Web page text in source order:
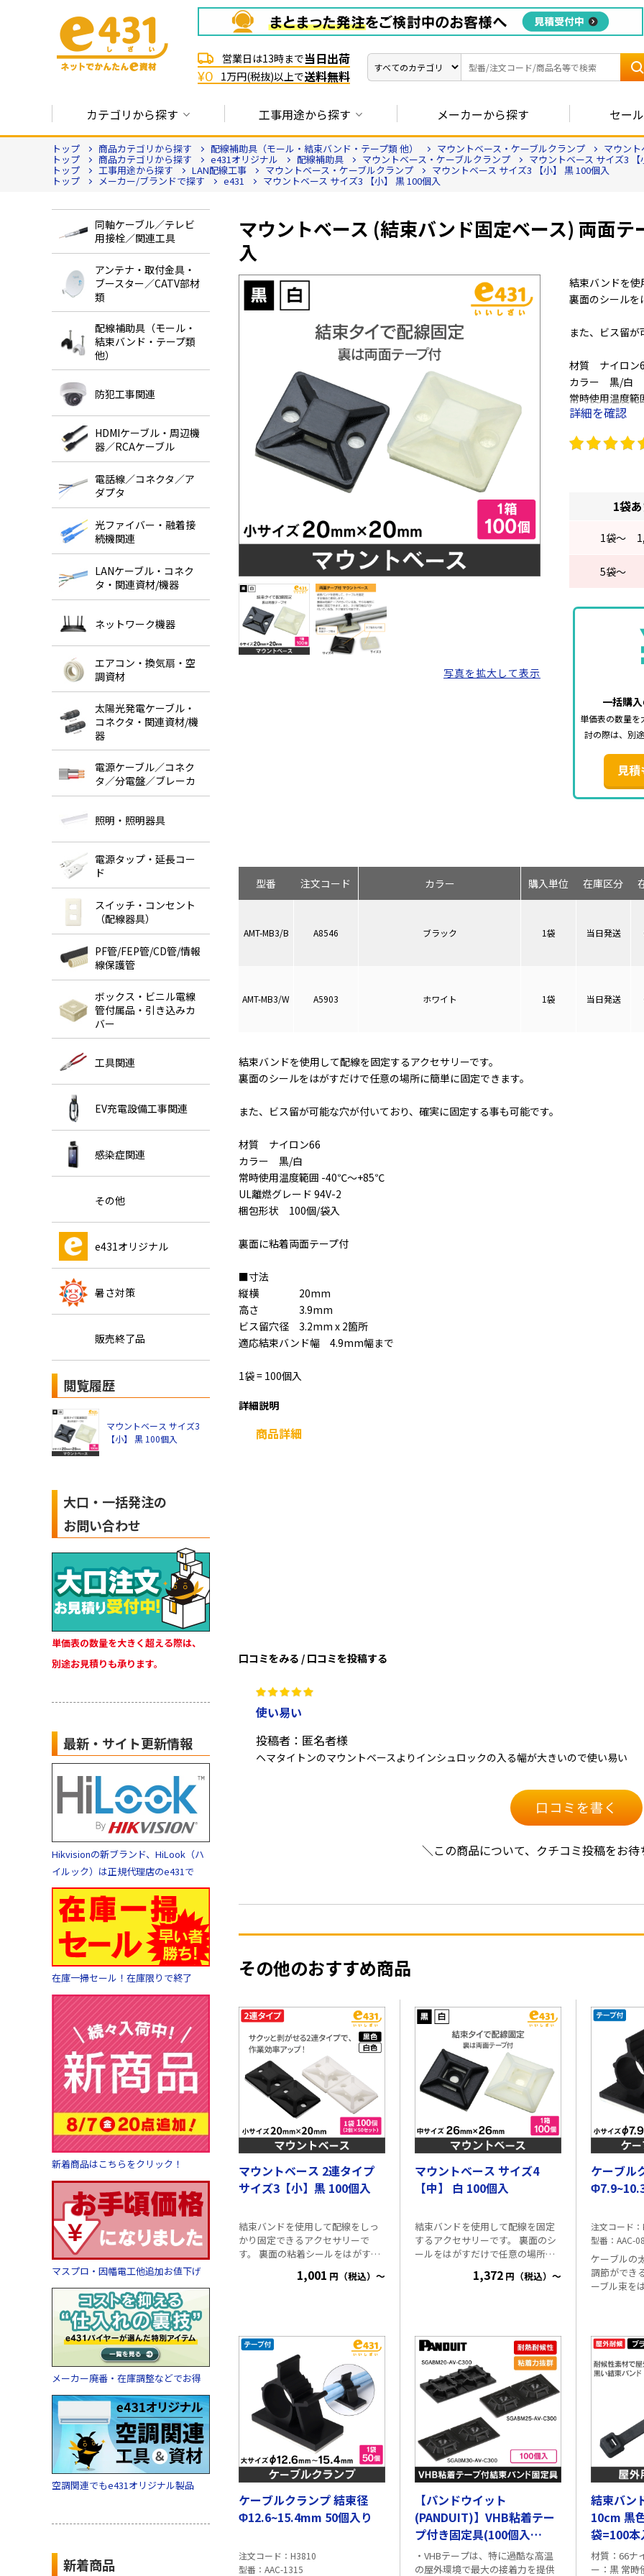
営業日は13時まで当日出荷
¥0 1万円(税抜)以上で送料無料
カテゴリから探す 工事用途から探す メーカーから探す セー
トップ 商品カテゴリから探す 配線補助具（モール・結束バンド・テープ類 他） マウントベース・ケーブルクランプ マウント
トップ 商品カテゴリから探す e431オリジナル 配線補助具 マウントベース・ケーブルクランプ マウントベース サイズ3 【
トップ 工事用途から探す LAN配線工事 マウントベース・ケーブルクランプ マウントベース サイズ3 【小】 黒 100個入
トップ メーカー/ブランドで探す e431 マウントベース サイズ3 【小】 黒 100個入
同軸ケーブル／テレビ
用接栓／関連工具
アンテナ・取付金具・
ブースター／CATV部材
類
配線補助具（モール・
結束バンド・テープ類
他）
防犯工事関連
HDMIケーブル・周辺機
器／RCAケーブル
電話線／コネクタ／ア
ダプタ
光ファイバー・融着接
続機関連
LANケーブル・コネク
タ・関連資材/機器
ネットワーク機器
エアコン・換気扇・空
調資材
太陽光発電ケーブル・
コネクタ・関連資材/機
器
電源ケーブル／コネク
タ／分電盤／ブレーカ
照明・照明器具
電源タップ・延長コー
ド
スイッチ・コンセント
（配線器具）
PF管/FEP管/CD管/情報
線保護管
ボックス・ビニル電線
管付属品・引き込みカ
バー
工具関連
EV充電設備工事関連
感染症関連
その他
e431オリジナル
暑さ対策
販売終了品
閲覧履歴
マウントベース サイズ3
【小】 黒 100個入
大口・一括発注の
お問い合わせ
単価表の数量を大きく超える際は、
別途お見積りも承ります。
最新・サイト更新情報
Hikvisionの新ブランド、HiLook（ハ
イルック）は正規代理店のe431で
在庫一掃セール！在庫限りで終了
新着商品はこちらをクリック！
マスプロ・因幡電工他追加お値下げ
メーカー廃番・在庫調整などでお得
空調関連でもe431オリジナル製品
新着商品
マウントベース (結束バンド固定ベース) 両面
入
結束バンドを使
裏面のシールを
また、ビス留が
材質 ナイロン
カラー 黒/白
常時使用温度
UL離燃グレード
縦横
高さ
ビス留穴径
適応結束バン
詳細を確認
1袋
1袋～
5袋～
一括購
単価表の数量を
討の際は、別
見
写真を拡大して表示
型番 注文コード
AMT-MB3/B A8546
AMT-MB3/W A5903
カラー
ブラック
ホワイト
購入単位 在庫区分
1袋 当日発送
1袋 当日発送
結束バンドを使用して配線を固定するアクセサリーです。
裏面のシールをはがすだけで任意の場所に簡単に固定できます。
また、ビス留が可能な穴が付いており、確実に固定する事も可能です。
材質 ナイロン66
カラー 黒/白
常時使用温度範囲 -40℃～+85℃
UL離燃グレード 94V-2
梱包形状 100個/袋入
裏面に粘着両面テープ付
■寸法
縦横 20mm
高さ 3.9mm
ビス留穴径 3.2mm x 2箇所
適応結束バンド幅 4.9mm幅まで
1袋 = 100個入
詳細説明
商品詳細
口コミをみる / 口コミを投稿する
使い易い
投稿者：匿名者様
ヘマタイトンのマウントベースよりインシュロックの入る幅が大きいので使い易い
口コミを書く
＼この商品について、クチコミ投稿をお
その他のおすすめ商品
マウントベース 2連タイプ
サイズ3【小】黒 100個入
結束バンドを使用して配線をしっ
かり固定できるアクセサリーで
す。 裏面の粘着シールをはがすだ
に簡単に固定可能。 台紙から剥が
る事も可能です。 ■仕様 材質 ナ
イロン66 カラー 黒／白 常時使用
温度範囲 -40～85℃ UL離燃グレー
ド 94V-2 梱包形状 100個／袋入
（2個×50セット） 裏面に粘着両
面テープ付 ■寸法 縦横
20mm 高さ 3.9mm ビス留
穴径 3.2mm × 2箇所 適応結束バ
ンド幅 4.9mm幅まで
1,001 円（税込）～
マウントベース サイズ4
【中】 白 100個入
結束バンドを使用して配線を固定
するアクセサリーです。 裏面のシ
ールをはがすだけで任意の場所に
留が可能な穴が付いており、確実
グレード 94V-2 梱包形状 100個/
袋入 裏面に粘着両面テープ付 ■寸
法 縦横 26.1mm 高
さ 6mm ビス留穴径
4.3mm x 1箇所 適応結束バンド幅
8mm幅まで 1袋 = 100個入
1,372 円（税込）～
ケーブル
注文コード
型番
AAC-
ケーブルの
調節ができ
ーブル束を
きでネジ
等にお使いくだ
ル:Φ7.9～
法
入) 画像はCat.6のLANケーブルを2
ケーブルクランプ 結束径
Φ12.6~15.4mm 50個入り
注文コード
H3810
型番
AAC-1315
【パンドウイット
(PANDUIT)】VHB粘着テー
プ付き固定具(100個入
り)SGABM20-AV-C300
・VHBテープは、特に過酷な高温
の屋外環境で最大の接着力を提供
結束バン
10cm 黒
袋=100本
材質：66ナ
ー：黒 常